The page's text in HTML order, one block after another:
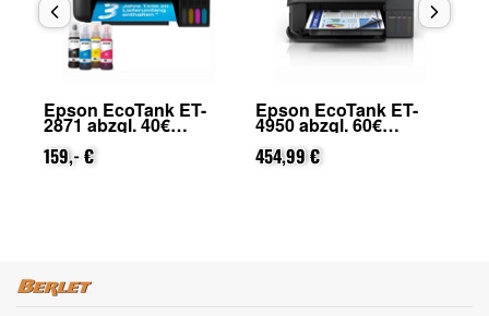
Epson EcoTank ET-
2871 abzgl. 40€
Cashback (von Epson
nach Registrierung)
159,- €
Epson EcoTank ET-
4950 abzgl. 60€
Cashback (von Epson
nach Registrierung)
454,99 €